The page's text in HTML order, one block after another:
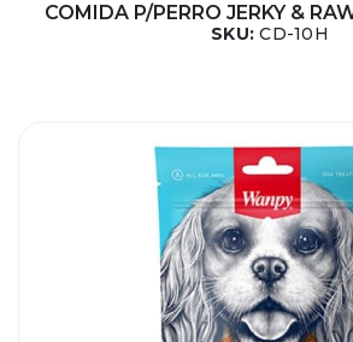
COMIDA P/PERRO JERKY &
SKU:CD-10H